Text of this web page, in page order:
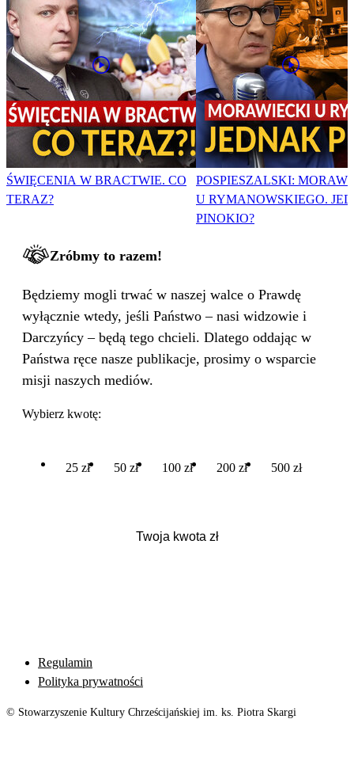
ŚWIĘCENIA W BRACTWIE. CO
TERAZ?
POSPIESZALSKI:
U RYMANOWSKIEGO.
PINOKIO?
Zróbmy to razem!
Będziemy mogli trwać w naszej walce o Prawdę
wyłącznie wtedy, jeśli Państwo – nasi widzowie i
Darczyńcy – będą tego chcieli. Dlatego oddając w
Państwa ręce nasze publikacje, prosimy o wsparcie
misji naszych mediów.
Wybierz kwotę:
25 zł 50 zł 100 zł 200 zł 500 zł
Regulamin
Polityka prywatności
© Stowarzyszenie Kultury Chrześcijańskiej im. ks. Piotra Skargi